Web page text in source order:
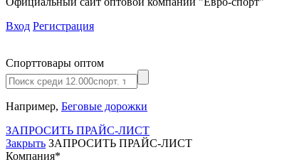
Вход Регистрация
Спорттовары оптом
Например, Беговые дорожки
ЗАПРОСИТЬ ПРАЙС-ЛИСТ
Закрыть ЗАПРОСИТЬ ПРАЙС-ЛИСТ
Компания*